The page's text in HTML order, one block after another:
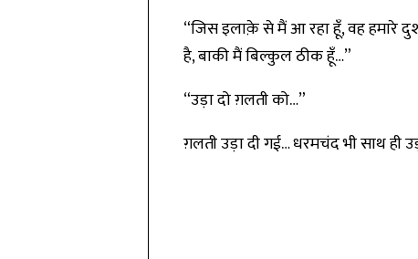
“जिस इलाक़े से मैं आ रहा हूँ, वह हमारे
है, बाकी मैं बिल्कुल ठीक हूँ…”
“उड़ा दो ग़लती को…”
ग़लती उड़ा दी गई… धरमचंद भी साथ ही